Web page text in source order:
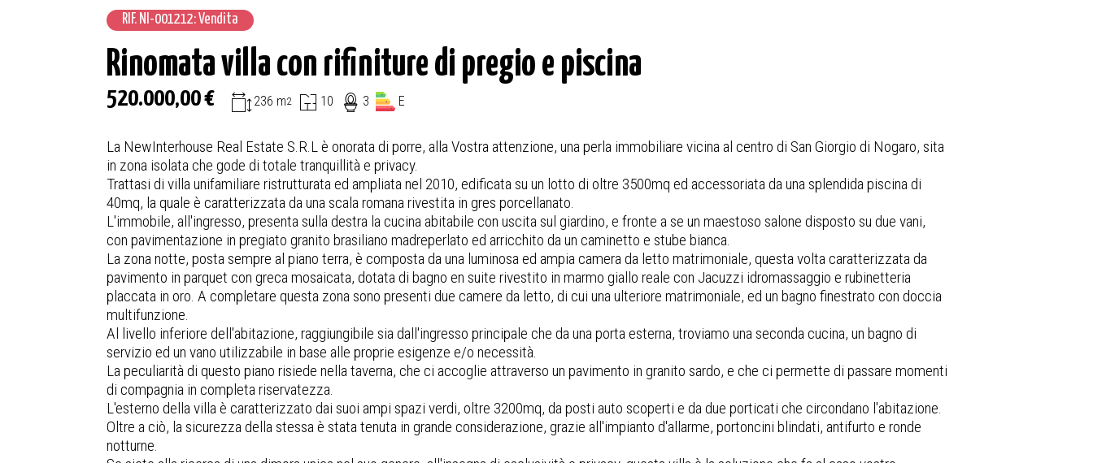
RIF. NI-001212: Vendita
Rinomata villa con rifiniture di pregio e piscina
520.000,00 € 236 m2 10 3 E
La NewInterhouse Real Estate S.R.L è onorata di porre, alla Vostra attenzione, una perla immobiliare vicina al centro di San Giorgio di Nogaro, sita
in zona isolata che gode di totale tranquillità e privacy.
Trattasi di villa unifamiliare ristrutturata ed ampliata nel 2010, edificata su un lotto di oltre 3500mq ed accessoriata da una splendida piscina di
40mq, la quale è caratterizzata da una scala romana rivestita in gres porcellanato.
L'immobile, all'ingresso, presenta sulla destra la cucina abitabile con uscita sul giardino, e fronte a se un maestoso salone disposto su due vani,
con pavimentazione in pregiato granito brasiliano madreperlato ed arricchito da un caminetto e stube bianca.
La zona notte, posta sempre al piano terra, è composta da una luminosa ed ampia camera da letto matrimoniale, questa volta caratterizzata da
pavimento in parquet con greca mosaicata, dotata di bagno en suite rivestito in marmo giallo reale con Jacuzzi idromassaggio e rubinetteria
placcata in oro. A completare questa zona sono presenti due camere da letto, di cui una ulteriore matrimoniale, ed un bagno finestrato con doccia
multifunzione.
Al livello inferiore dell'abitazione, raggiungibile sia dall'ingresso principale che da una porta esterna, troviamo una seconda cucina, un bagno di
servizio ed un vano utilizzabile in base alle proprie esigenze e/o necessità.
La peculiarità di questo piano risiede nella taverna, che ci accoglie attraverso un pavimento in granito sardo, e che ci permette di passare momenti
di compagnia in completa riservatezza.
L'esterno della villa è caratterizzato dai suoi ampi spazi verdi, oltre 3200mq, da posti auto scoperti e da due porticati che circondano l'abitazione.
Oltre a ciò, la sicurezza della stessa è stata tenuta in grande considerazione, grazie all'impianto d'allarme, portoncini blindati, antifurto e ronde
notturne.